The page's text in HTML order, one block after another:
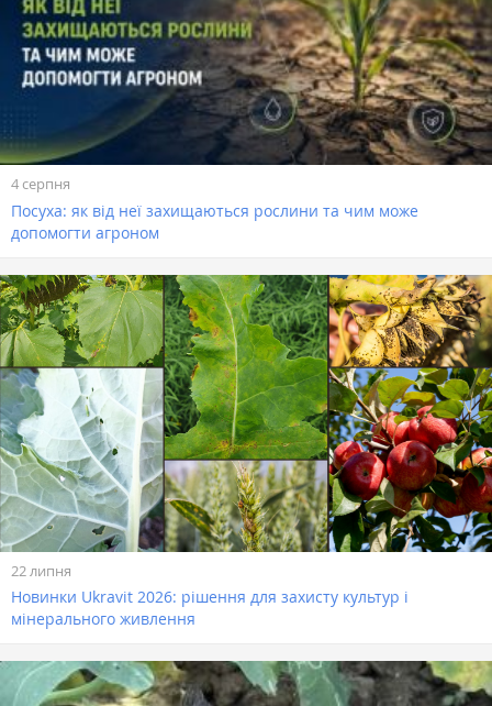
4 серпня
Посуха: як від неї захищаються рослини та чим може
допомогти агроном
22 липня
Новинки Ukravit 2026: рішення для захисту культур і
мінерального живлення